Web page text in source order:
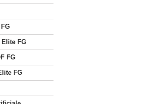
FG
FG
FG